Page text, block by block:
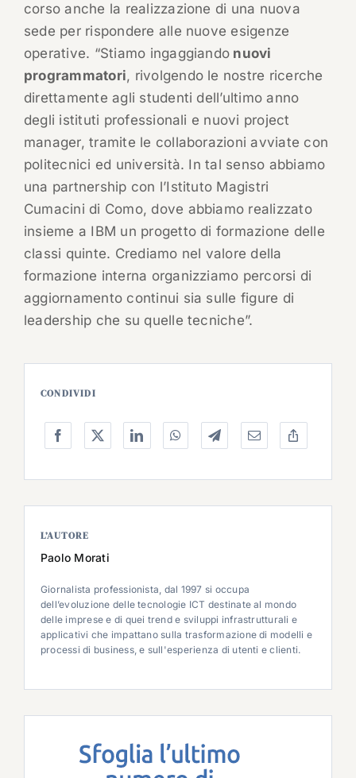
corso anche la realizzazione di una nuova
sede per rispondere alle nuove esigenze
operative. “Stiamo ingaggiando nuovi
programmatori, rivolgendo le nostre ricerche
direttamente agli studenti dell’ultimo anno
degli istituti professionali e nuovi project
manager, tramite le collaborazioni avviate con
politecnici ed università. In tal senso abbiamo
una partnership con l’Istituto Magistri
Cumacini di Como, dove abbiamo realizzato
insieme a IBM un progetto di formazione delle
classi quinte. Crediamo nel valore della
formazione interna organizziamo percorsi di
aggiornamento continui sia sulle figure di
leadership che su quelle tecniche”.
CONDIVIDI
L’AUTORE
Paolo Morati
Giornalista professionista, dal 1997 si occupa
dell’evoluzione delle tecnologie ICT destinate al mondo
delle imprese e di quei trend e sviluppi infrastrutturali e
applicativi che impattano sulla trasformazione di modelli e
processi di business, e sull'esperienza di utenti e clienti.